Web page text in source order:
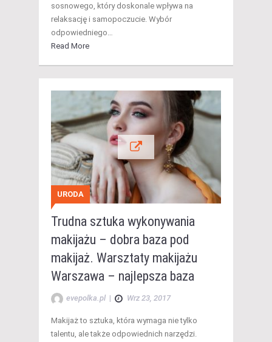
sosnowego, który doskonale wpływa na
relaksację i samopoczucie. Wybór
odpowiedniego…
Read More
URODA
Trudna sztuka wykonywania
makijażu – dobra baza pod
makijaż. Warsztaty makijażu
Warszawa – najlepsza baza
evepolka.pl | Wrz 23, 2017
Makijaż to sztuka, która wymaga nie tylko
talentu, ale także odpowiednich narzędzi.